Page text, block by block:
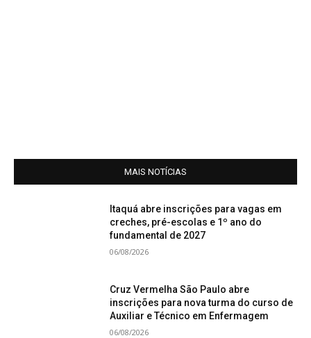
MAIS NOTÍCIAS
Itaquá abre inscrições para vagas em
creches, pré-escolas e 1º ano do
fundamental de 2027
06/08/2026
Cruz Vermelha São Paulo abre
inscrições para nova turma do curso de
Auxiliar e Técnico em Enfermagem
06/08/2026